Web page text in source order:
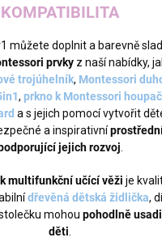
KOMPATIBILITA
můžete doplnit a barevně
prvky z naší nabídky,
trojúhelník, Montessori
, prkno k Montessori
a s jejich pomocí vytvořit
a inspirativní
jejich rozvoj.
multifunkční učící věži je
dřevěná dětská židlička,
mohou pohodlně
děti.